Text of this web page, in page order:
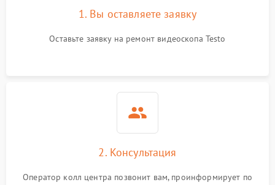
1. Вы оставляете заявку
Оставьте заявку на ремонт видеоскопа Testo
2. Консультация
Оператор колл центра позвонит вам, проинформирует по